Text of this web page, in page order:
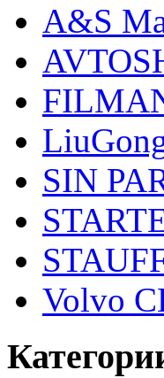
A&S
SIN
Volvo